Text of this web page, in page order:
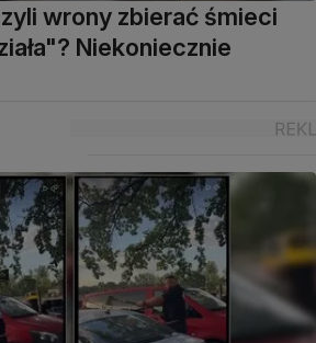
wrony zbierać śmieci
Niekoniecznie